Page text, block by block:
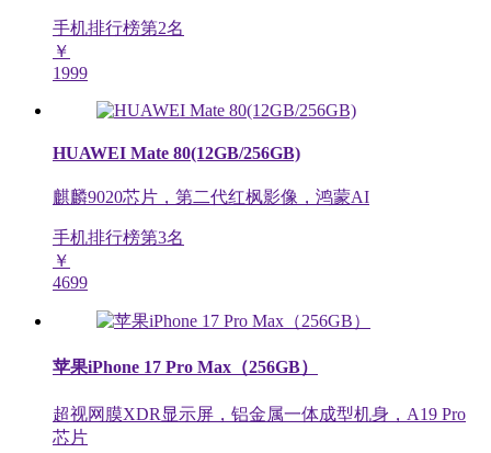
手机排行榜第2名
￥
1999
HUAWEI Mate 80(12GB/256GB)
麒麟9020芯片，第二代红枫影像，鸿蒙AI
手机排行榜第3名
￥
4699
苹果iPhone 17 Pro Max（256GB）
超视网膜XDR显示屏，铝金属一体成型机身，A19 Pro
芯片